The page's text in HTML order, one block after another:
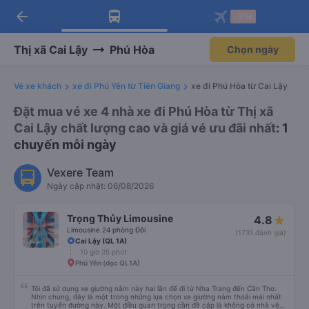
Tải app Vexere ngay!
Nhận ưu đãi thành viên độc
Mở app
Tải app Vexere
-30k/ghế khi đặt vé máy bay qua
Mở app
arrow_back
Thị xã Cai Lậy Phú Hòa Chọn ngày
Vé xe khách xe đi Phú Yên từ Tiền Giang xe đi Phú Hòa từ Cai Lậy
Đặt mua vé xe 4 nhà xe đi Phú Hòa từ Thị xã
Cai Lậy chất lượng cao và giá vé ưu đãi nhất: 1
chuyến mỗi ngày
Vexere Team
Ngày cập nhật: 06/08/2026
Trọng Thủy Limousine
Limousine 24 phòng Đôi
4.8
(1731 đánh giá)
Cai Lậy (QL 1A)
10 giờ 35 phút
Phú Yên (dọc QL1A)
Tôi đã sử dụng xe giường nằm này hai lần để đi từ Nha Trang đến Cần Thơ.
Nhìn chung, đây là một trong những lựa chọn xe giường nằm thoải mái nhất
trên tuyến đường này. Một điều quan trọng cần đề cập là không có nhà vệ